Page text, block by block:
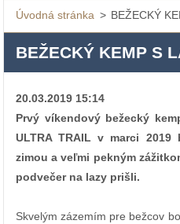
Úvodná stránka > BEŽECKÝ
BEŽECKÝ KEMP S
20.03.2019 15:14
Prvý víkendový bežecký
ULTRA TRAIL v marci
zimou a veľmi pekným
podvečer na lazy prišli.
Skvelým zázemím pre bežcov